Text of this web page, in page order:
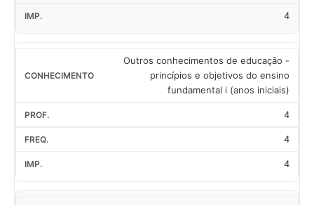
4
Outros conhecimentos de educação -
princípios e objetivos do ensino
fundamental i (anos iniciais)
4
4
4